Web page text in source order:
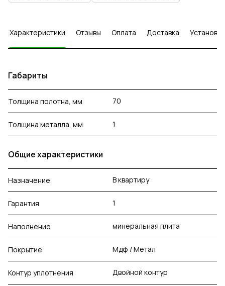
Характеристики Отзывы Оплата Доставка Установка
Габариты
Толщина полотна, мм 70
Толщина металла, мм 1
Общие характеристики
Назначение В квартиру
Гарантия 1
Наполнение минеральная плита
Покрытие Мдф / Метал
Контур уплотнения Двойной контур